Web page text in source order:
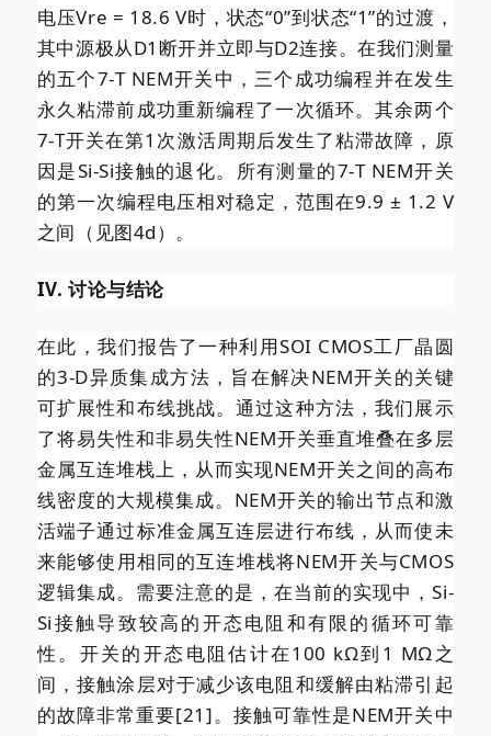
电压Vre = 18.6 V时，状态“0”到状态“1”的过渡，
其中源极从D1断开并立即与D2连接。在我们测量
的五个7-T NEM开关中，三个成功编程并在发生
永久粘滞前成功重新编程了一次循环。其余两个
7-T开关在第1次激活周期后发生了粘滞故障，原
因是Si-Si接触的退化。所有测量的7-T NEM开关
的第一次编程电压相对稳定，范围在9.9 ± 1.2 V
之间（见图4d）。
IV. 讨论与结论
在此，我们报告了一种利用SOI CMOS工厂晶圆
的3-D异质集成方法，旨在解决NEM开关的关键
可扩展性和布线挑战。通过这种方法，我们展示
了将易失性和非易失性NEM开关垂直堆叠在多层
金属互连堆栈上，从而实现NEM开关之间的高布
线密度的大规模集成。NEM开关的输出节点和激
活端子通过标准金属互连层进行布线，从而使未
来能够使用相同的互连堆栈将NEM开关与CMOS
逻辑集成。需要注意的是，在当前的实现中，Si-
Si接触导致较高的开态电阻和有限的循环可靠
性。开关的开态电阻估计在100 kΩ到1 MΩ之
间，接触涂层对于减少该电阻和缓解由粘滞引起
的故障非常重要[21]。接触可靠性是NEM开关中